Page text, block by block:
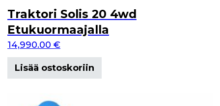
Traktori Solis 20 4wd
Etukuormaajalla
14,990.00 €
Lisää ostoskoriin